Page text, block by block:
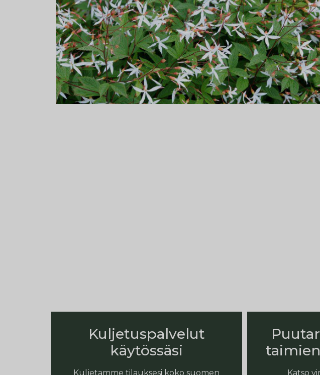
Kuljetuspalvelut
käytössäsi
Kuljetamme tilauksesi koko suomen
Katso